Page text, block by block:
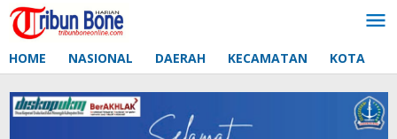
Lewati
ke
HOME NASIONAL DAERAH KECAMATAN KOTA